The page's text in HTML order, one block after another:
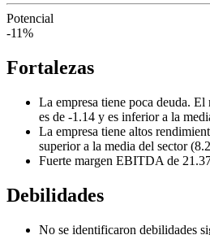
Potencial
-11%
Fortalezas
La empresa tiene poca deuda.
es de -1.14 y es inferior a la
La empresa tiene altos
superior a la media del sector
Fuerte margen EBITDA de
Debilidades
No se identificaron debilidades